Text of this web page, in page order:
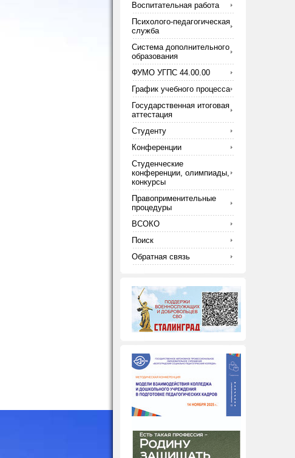
Воспитательная работа
Психолого-педагогическая
служба
Система дополнительного
образования
ФУМО УГПС 44.00.00
График учебного процесса
Государственная итоговая
аттестация
Студенту
Конференции
Студенческие
конференции, олимпиады,
конкурсы
Правоприменительные
процедуры
ВСОКО
Поиск
Обратная связь